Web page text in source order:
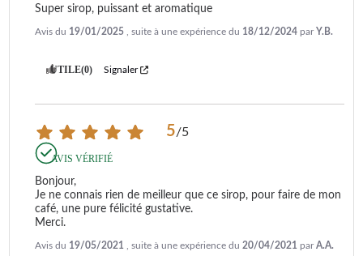
Super sirop, puissant et aromatique
Avis du 19/01/2025 , suite à une expérience du 18/12/2024 par Y.B.
UTILE(0) Signaler
5/5
AVIS VÉRIFIÉ
Bonjour,
Je ne connais rien de meilleur que ce sirop, pour faire de mon
café, une pure félicité gustative.
Merci.
Avis du 19/05/2021 , suite à une expérience du 20/04/2021 parA.A.